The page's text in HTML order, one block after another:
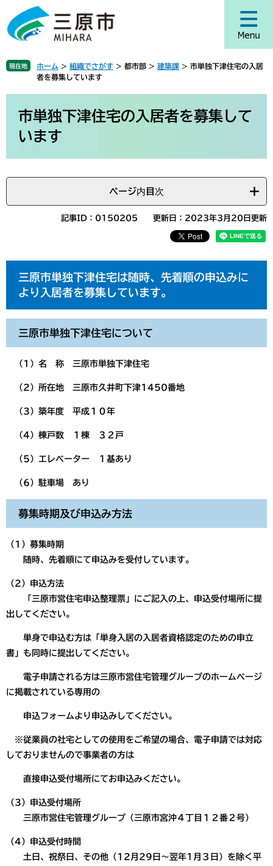
ジ
頭
す
ュ
飛
し
現在地 ホーム > 組織でさがす > 都市部 > 建築課 > 市単独下津住宅の入居
者を募集しています
市単独下津住宅の入居者を募集して
います
ページ内目次
記事ID：0150205 更新日：2023年3月20日更新
三原市単独下津住宅は随時、先着順の申込みに
より入居者を募集しています。
三原市単独下津住宅について
（1）名 称 三原市単独下津住宅
（2）所在地 三原市久井町下津1450番地
（3）築年度 平成１０年
（4）棟戸数 １棟 ３２戸
（5）エレベーター １基あり
（6）駐車場 あり
募集時期及び申込み方法
（1）募集時期
随時、先着順にて申込みを受付しています。
（2）申込方法
​ 「三原市営住宅申込整理票」にご記入の上、申込受付場所に提
出してください。
単身で申込む方は「単身入居の入居者資格認定のための申立
書」も同時に提出してください。
電子申請される方は三原市営住宅管理グループのホームページ
に掲載されている専用の
申込フォームより申込みしてください。
※従業員の社宅としての使用をご希望の場合、電子申請では対応
しておりませんので事業者の方は
直接申込受付場所にてお申込みください。
（3）申込受付場所
​ 三原市営住宅管理グループ（三原市宮沖４丁目１２番２号）
（4）申込受付時間
土日、祝祭日、その他（12月29日～翌年1月３日）を除く平